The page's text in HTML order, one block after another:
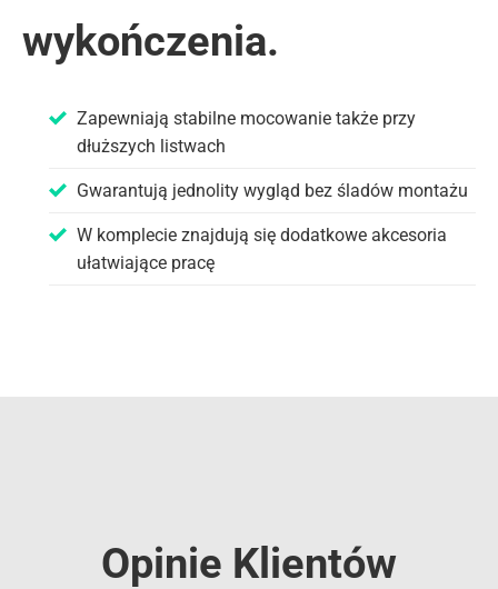
wykończenia.
Zapewniają stabilne mocowanie także przy
dłuższych listwach
Gwarantują jednolity wygląd bez śladów montażu
W komplecie znajdują się dodatkowe akcesoria
ułatwiające pracę
Opinie Klientów